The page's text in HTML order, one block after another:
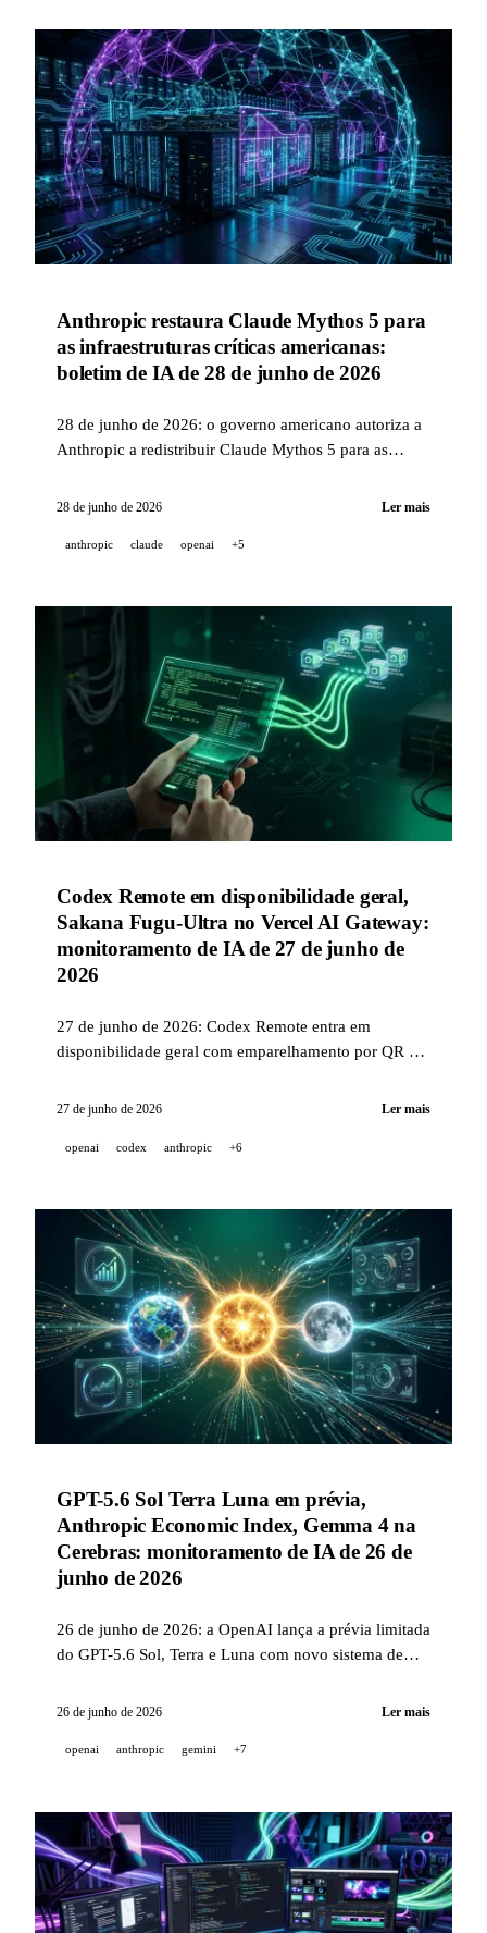
Anthropic restaura Claude Mythos 5 para
as infraestruturas críticas americanas:
boletim de IA de 28 de junho de 2026
28 de junho de 2026: o governo americano autoriza a
Anthropic a redistribuir Claude Mythos 5 para as
Fable 5 continua suspenso. Em resumo: skill
melhorias de qualidade de vida no Codex.
28 de junho de 2026 Ler mais
anthropic claude openai +5
Codex Remote em disponibilidade geral,
Sakana Fugu-Ultra no Vercel AI Gateway:
monitoramento de IA de 27 de junho de
2026
27 de junho de 2026: Codex Remote entra em
disponibilidade geral com emparelhamento por QR e
Vercel AI Gateway com desempenho comparável ao
Copilot por fase e Genspark AgentBase.
27 de junho de 2026 Ler mais
openai codex anthropic +6
GPT-5.6 Sol Terra Luna em prévia,
Anthropic Economic Index, Gemma 4 na
Cerebras: monitoramento de IA de 26 de
junho de 2026
26 de junho de 2026: a OpenAI lança a prévia limitada
do GPT-5.6 Sol, Terra e Luna com novo sistema de
Index Cadences com 9 700 respondentes; o Gemma 4
Cerebras; o GitHub Desktop 3.6 integra worktrees e o
26 de junho de 2026 Ler mais
openai anthropic gemini +7